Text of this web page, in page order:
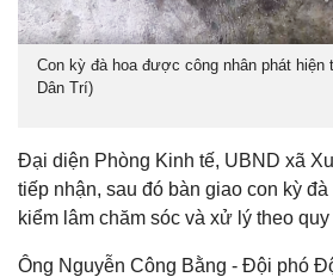
Con kỳ đà hoa được công nhân phát hiện
Dân Trí)
Đại diện Phòng Kinh tế, UBND xã
tiếp nhận, sau đó bàn giao con kỳ
kiểm lâm chăm sóc và xử lý theo quy
Ông Nguyễn Công Bằng - Đội phó